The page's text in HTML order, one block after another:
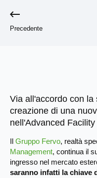
Precedente
Via all'accordo con la
creazione di una
nell'Advanced
Il Gruppo Fervo, realtà
Management, continua il
ingresso nel mercato
saranno infatti la chiave